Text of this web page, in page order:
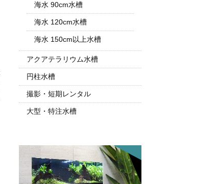
海水 90cm水槽
海水 120cm水槽
海水 150cm以上水槽
アクアテラリウム水槽
円柱水槽
撮影・短期レンタル
大型・特注水槽